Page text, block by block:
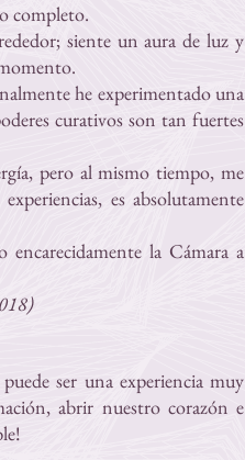
completo.
siente un aura de luz y
he experimentado una
curativos son tan fuertes
pero al mismo tiempo, me
es absolutamente
la Cámara a
ser una experiencia muy
abrir nuestro corazón e